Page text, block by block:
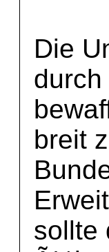
Die
breit
sollte